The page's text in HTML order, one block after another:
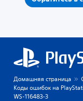
Домашняя страница
Коды ошибок на
WS-116483-3